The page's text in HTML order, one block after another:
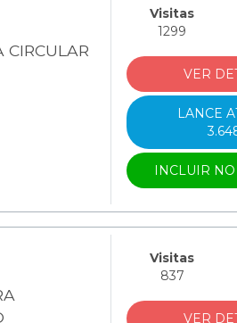
CIRCULAR
Visitas
1299
VER
LANCE
INCLUIR
Visitas
837
VER